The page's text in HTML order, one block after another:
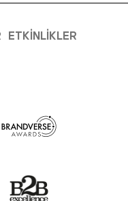
ETKINLIKLER